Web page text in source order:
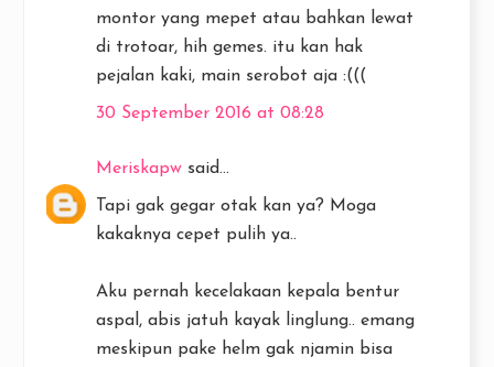
montor yang mepet atau bahkan lewat
di trotoar, hih gemes. itu kan hak
pejalan kaki, main serobot aja :(((
30 September 2016 at 08:28
Meriskapw said...
Tapi gak gegar otak kan ya? Moga
kakaknya cepet pulih ya..
Aku pernah kecelakaan kepala bentur
aspal, abis jatuh kayak linglung.. emang
meskipun pake helm gak njamin bisa